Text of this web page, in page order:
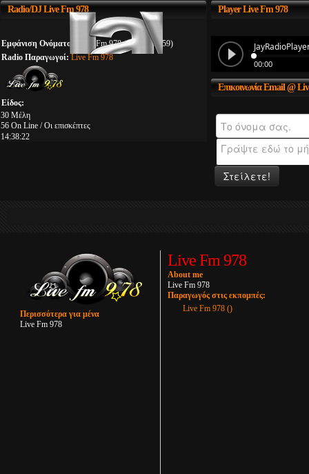
Radio/DJLive Fm 978
Εμφάνιση Ονόματος:
Live Fm 978 (00:00 - 23:59)
Radio Παραγωγοί: Live Fm 978
Είδος:
30 Μέλη
56 On Line / Οι επισκέπτες
14:38:22
PlayerLive Fm 978
ΕπικοινωνίαEmail @
Στείλετε!
Περισσότερα για μένα
Live Fm 978
Live Fm 978
About me
Live Fm 978
Παραγωγός στις εκπομπές:
Live Fm 978 ()